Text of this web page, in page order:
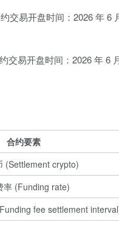
交易开盘时间：2026 年 6
交易开盘时间：2026 年 6
合约要素
(Settlement crypto)
率 (Funding rate)
fee settlement